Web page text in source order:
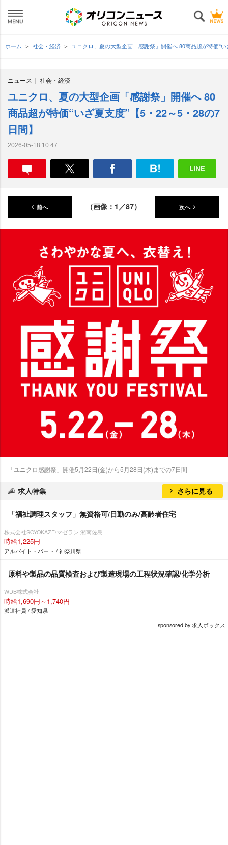
ホーム 社会・経済 ユニクロ、夏の大型企画「感謝祭」開催へ 80商品超が特価“
ニュース 社会・経済
ユニクロ、夏の大型企画「感謝祭」開催へ 80
商品超が特価“いざ夏支度”【5・22～5・28の7
日間】
2026-05-18 10:47
前へ （画像：1／87） 次へ
「ユニクロ感謝祭」開催5月22日(金)から5月28日(木)までの7日間
求人特集 さらに見る
「福祉調理スタッフ」無資格可/日勤のみ/高齢者住宅
株式会社SOYOKAZE/マゼラン 湘南佐島
時給1,225円
アルバイト・パート / 神奈川県
原料や製品の品質検査および製造現場の工程状況確認/化学分析
WDB株式会社
時給1,690円～1,740円
派遣社員 / 愛知県
sponsored by 求人ボックス